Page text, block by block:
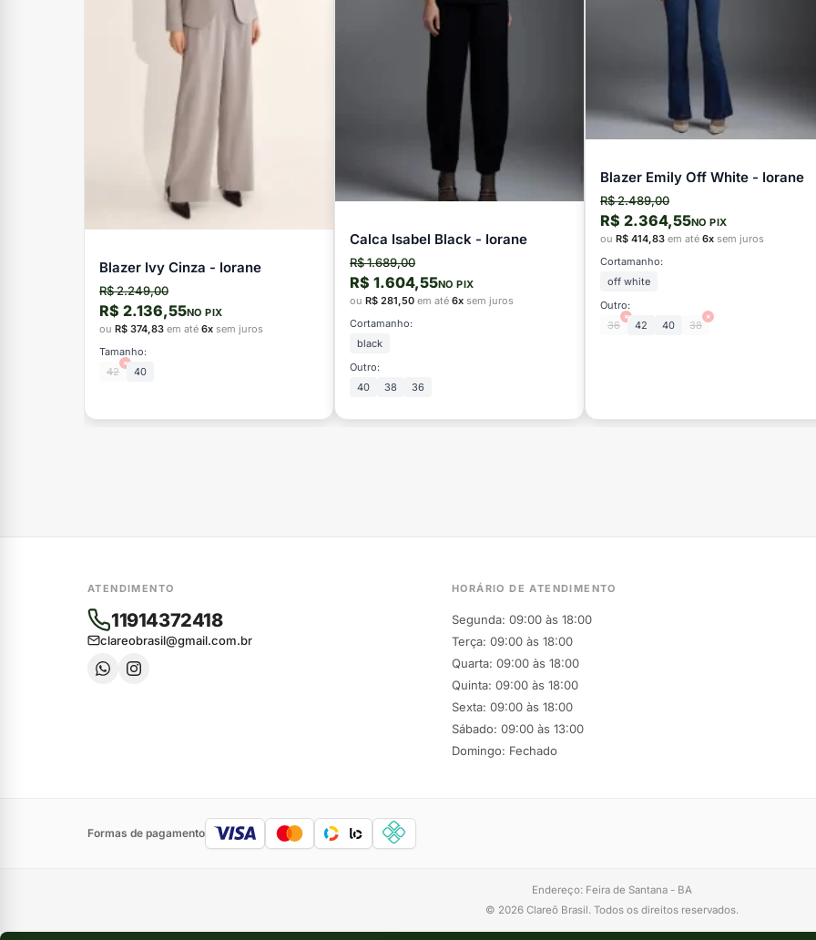
Blazer Ivy Cinza - Iorane
R$ 2.249,00
R$ 2.136,55NO PIX
ou R$ 374,83 em até 6x sem juros
Tamanho:
42
×
40
Calca Isabel Black - Iorane
R$ 1.689,00
R$ 1.604,55NO PIX
ou R$ 281,50 em até 6x sem juros
Cortamanho:
black
Outro:
40
38 36
Blazer Emily Off White - Iorane
R$ 2.489,00
R$ 2.364,55NO PIX
ou R$ 414,83 em até 6x sem juros
Cortamanho:
off white
Outro:
36
×
42 40 38
×
ATENDIMENTO
11914372418
clareobrasil@gmail.com.br
HORÁRIO DE ATENDIMENTO
Segunda: 09:00 às 18:00
Terça: 09:00 às 18:00
Quarta: 09:00 às 18:00
Quinta: 09:00 às 18:00
Sexta: 09:00 às 18:00
Sábado: 09:00 às 13:00
Domingo: Fechado
Formas de pagamento
Endereço: Feira de Santana - BA
© 2026 Clareô Brasil. Todos os direitos reservados.